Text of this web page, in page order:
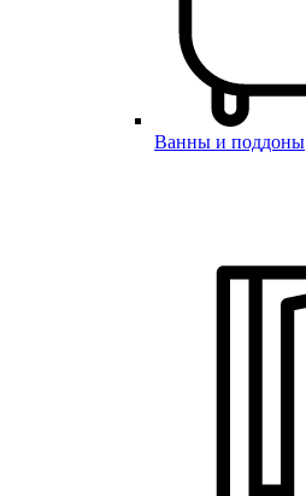
Ванны и поддоны